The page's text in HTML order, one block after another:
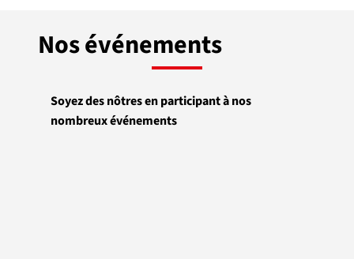
Nos événements
Soyez des nôtres en participant à nos
nombreux événements